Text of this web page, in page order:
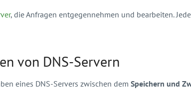
, die Anfragen entgegennehmen und bearbeiten.
von DNS-Servern
eines DNS-Servers zwischen dem Speichern und